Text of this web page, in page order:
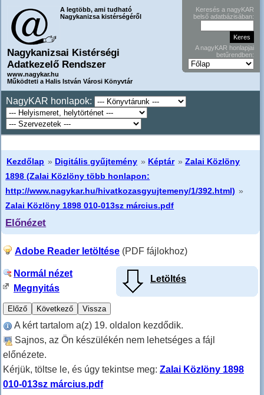
A legtöbb, ami tudható
Nagykanizsa kistérségéről
Nagykanizsai Kistérségi
Adatkezelő Rendszer
www.nagykar.hu
Működteti a Halis István Városi Könyvtár
Keresés a nagyKAR
belső adatbázisában:
A nagyKAR honlapjai
betűrendben:
NagyKAR honlapok:
Kezdőlap » Digitális gyűjtemény » Képtár »Zalai Közlöny
1898 (Zalai Közlöny több honlapon:
http://www.nagykar.hu/hivatkozasgyujtemeny/1/392.html) »
Zalai Közlöny 1898 010-013sz március.pdf
Előnézet
Adobe Reader letöltése (PDF fájlokhoz)
Letöltés
Normál nézet
Megnyitás
A kért tartalom a(z) 19. oldalon kezdődik.
Sajnos, az Ön készülékén nem lehetséges a fájl
előnézete.
Kérjük, töltse le, és úgy tekintse meg: Zalai Közlöny 1898
010-013sz március.pdf